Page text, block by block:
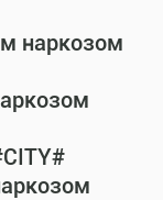
наркозом